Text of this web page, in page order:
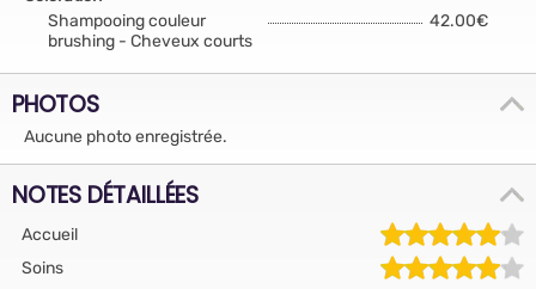
Shampooing couleur
brushing - Cheveux courts
42.00€
PHOTOS
Aucune photo enregistrée.
NOTES DÉTAILLÉES
Accueil
Soins